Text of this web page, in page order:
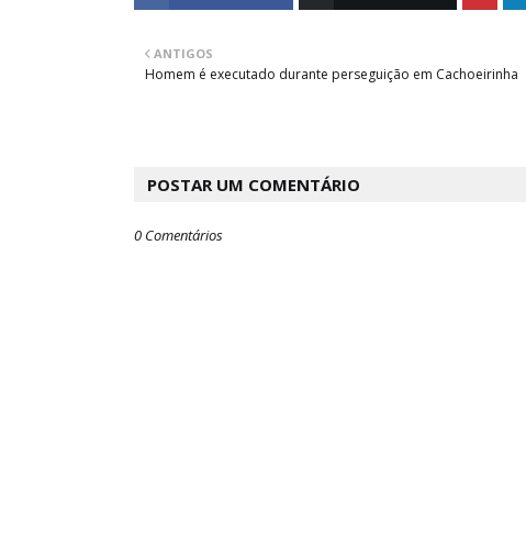
ANTIGOS
Homem é executado durante perseguição em Cachoeirinha
POSTAR UM COMENTÁRIO
0 Comentários